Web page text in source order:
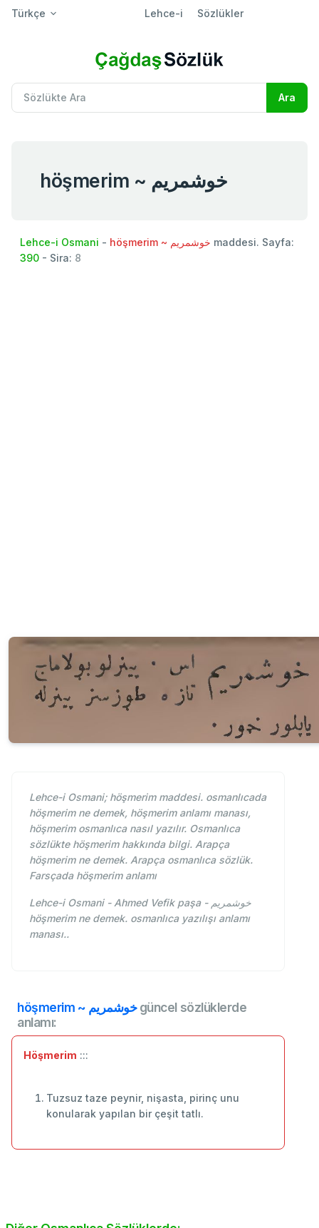
Türkçe Lehce-i Sözlükler
höşmerim ~ خوشمريم
Lehce-i Osmani - höşmerim ~ خوشمريم maddesi. Sayfa:
390 - Sira: 8
Lehce-i Osmani; höşmerim maddesi. osmanlıcada
höşmerim ne demek, höşmerim anlamı manası,
höşmerim osmanlıca nasıl yazılır. Osmanlıca
sözlükte höşmerim hakkında bilgi. Arapça
höşmerim ne demek. Arapça osmanlıca sözlük.
Farsçada höşmerim anlamı
Lehce-i Osmani - Ahmed Vefik paşa - خوشمريم
höşmerim ne demek. osmanlıca yazılışı anlamı
manası..
höşmerim ~ خوشمريمgüncel sözlüklerde
anlamı:
Höşmerim :::
Tuzsuz taze peynir, nişasta, pirinç unu
konularak yapılan bir çeşit tatlı.